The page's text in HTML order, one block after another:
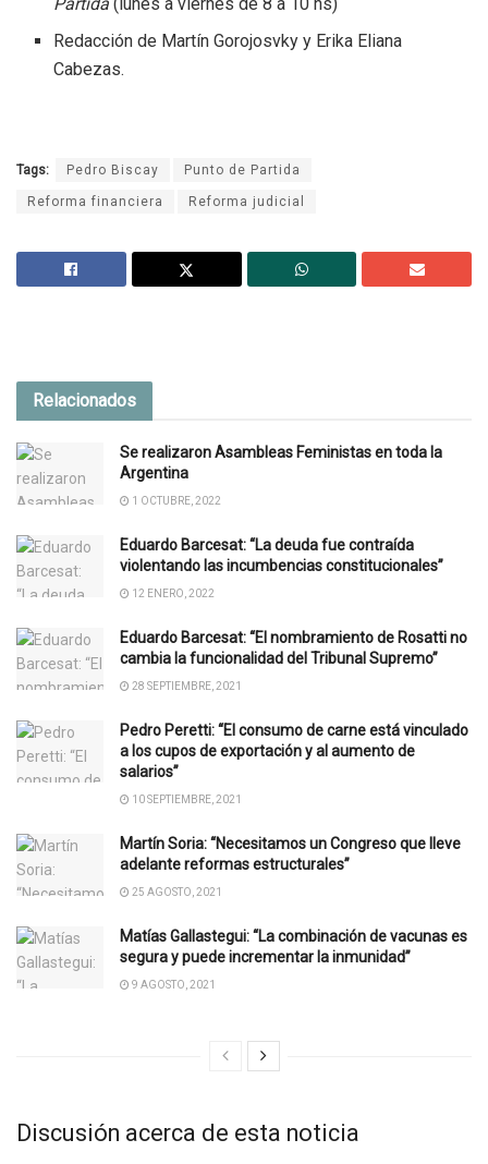
Redacción de Martín Gorojosvky y Erika Eliana
Cabezas.
Tags: Pedro Biscay Punto de Partida
Reforma financiera Reforma judicial
Relacionados
Se realizaron Asambleas Feministas en toda la
Argentina
1 OCTUBRE, 2022
Eduardo Barcesat: “La deuda fue contraída
violentando las incumbencias constitucionales”
12 ENERO, 2022
Eduardo Barcesat: “El nombramiento de Rosatti no
cambia la funcionalidad del Tribunal Supremo”
28 SEPTIEMBRE, 2021
Pedro Peretti: “El consumo de carne está vinculado
a los cupos de exportación y al aumento de
salarios”
10 SEPTIEMBRE, 2021
Martín Soria: “Necesitamos un Congreso que lleve
adelante reformas estructurales”
25 AGOSTO, 2021
Matías Gallastegui: “La combinación de vacunas es
segura y puede incrementar la inmunidad”
9 AGOSTO, 2021
Discusión acerca de esta noticia